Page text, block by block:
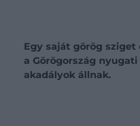
Egy saját görög
a Görögország
akadályok állnak.